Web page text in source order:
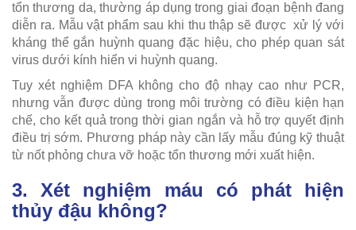
tổn thương da, thường áp dụng trong giai đoạn bệnh đang
diễn ra. Mẫu vật phẩm sau khi thu thập sẽ được xử lý với
kháng thể gắn huỳnh quang đặc hiệu, cho phép quan sát
virus dưới kính hiển vi huỳnh quang.
Tuy xét nghiệm DFA không cho độ nhạy cao như PCR,
nhưng vẫn được dùng trong môi trường có điều kiện hạn
chế, cho kết quả trong thời gian ngắn và hỗ trợ quyết định
điều trị sớm. Phương pháp này cần lấy mẫu đúng kỹ thuật
từ nốt phỏng chưa vỡ hoặc tổn thương mới xuất hiện.
3. Xét nghiệm máu có phát hiện
thủy đậu không?